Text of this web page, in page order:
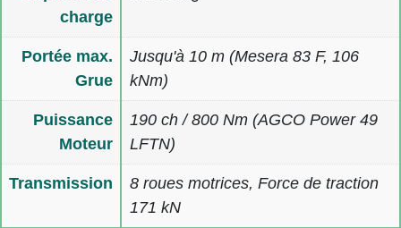
charge
Portée max.
Grue
Jusqu'à 10 m (Mesera 83 F, 106
kNm)
Puissance
Moteur
190 ch / 800 Nm (AGCO Power 49
LFTN)
Transmission
8 roues motrices, Force de traction
171 kN